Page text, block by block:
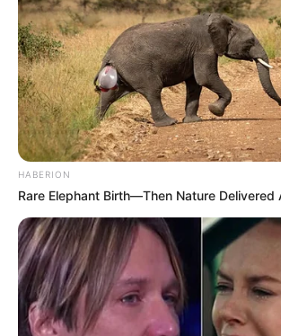
HABERION
Rare Elephant Birth—Then Nature Delivered